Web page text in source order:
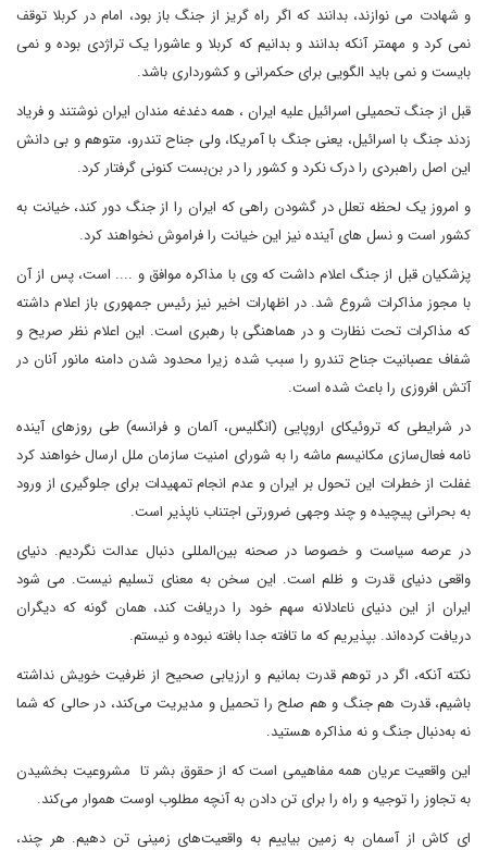
و شهادت می نوازند، بدانند که اگر راه گریز از جنگ باز بود، امام در کربلا توقف
نمی کرد و مهمتر آنکه بدانند و بدانیم که کربلا و عاشورا یک تراژدی بوده و نمی
بایست و نمی باید الگویی برای حکمرانی و کشورداری باشد.
قبل از جنگ تحمیلی اسرائیل علیه ایران ، همه دغدغه مندان ایران نوشتند و فریاد
زدند جنگ با اسرائیل، یعنی جنگ با آمریکا، ولی جناح تندرو، متوهم و بی دانش
این اصل راهبردی را درک نکرد و کشور را در بن‌بست کنونی گرفتار کرد.
و امروز یک لحظه تعلل در گشودن راهی که ایران را از جنگ دور کند، خیانت به
کشور است و نسل های آینده نیز این خیانت را فراموش نخواهند کرد.
پزشکیان قبل از جنگ اعلام داشت که وی با مذاکره موافق و .... است، پس از آن
با مجوز مذاکرات شروع شد. در اظهارات اخیر نیز رئیس جمهوری باز اعلام داشته
که مذاکرات تحت نظارت و در هماهنگی با رهبری است. این اعلام نظر صریح و
شفاف عصبانیت جناح تندرو را سبب شده زیرا محدود شدن دامنه مانور آنان در
آتش افروزی را باعث شده است.
در شرایطی که تروئیکای اروپایی (انگلیس، آلمان و فرانسه) طی روزهای آینده
نامه فعال‌سازی مکانیسم ماشه را به شورای امنیت سازمان ملل ارسال خواهند کرد
غفلت از خطرات این تحول بر ایران و عدم انجام تمهیدات برای جلوگیری از ورود
به بحرانی پیچیده و چند وجهی ضرورتی اجتناب ناپذیر است.
در عرصه سیاست و خصوصا در صحنه بین‌المللی دنبال عدالت نگردیم. دنیای
واقعی دنیای قدرت و ظلم است. این سخن به معنای تسلیم نیست. می شود
ایران از این دنیای ناعادلانه سهم خود را دریافت کند، همان گونه که دیگران
دریافت کرده‌اند. بپذیریم که ما تافته جدا بافته نبوده و نیستم.
نکته آنکه، اگر در توهم قدرت بمانیم و ارزیابی صحیح از ظرفیت خویش نداشته
باشیم، قدرت هم جنگ و هم صلح را تحمیل و مدیریت می‌کند، در حالی که شما
نه به‌دنبال جنگ و نه مذاکره هستید.
این واقعیت عریان همه مفاهیمی است که از حقوق بشر تا مشروعیت بخشیدن
به تجاوز را توجیه و راه را برای تن دادن به آنچه مطلوب اوست هموار می‌کند.
ای کاش از آسمان به زمین بیاییم به واقعیت‌های زمینی تن دهیم. هر چند،